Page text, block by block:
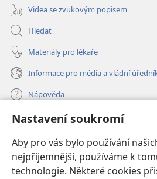
Nastavení soukromí
Aby pro vás bylo používání
nejpříjemnější, používáme k
technologie. Některé cookies
Videa se zvukovým popisem
Hledat
Materiály pro lékaře
Informace pro média a vládní
Nápověda
Dary
nové
okno) ONLINE KNIHOVNA Strážné věže
(otevřeno
nové